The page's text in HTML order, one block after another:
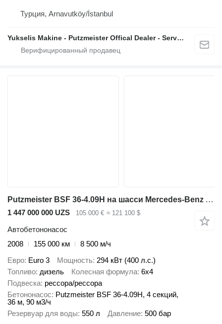
Турция, Arnavutköy/İstanbul
Yukselis Makine - Putzmeister Offical Dealer - Service And Sales Center
Putzmeister BSF 36-4.09H на шасси Mercedes-Benz AXOR 3340
1 447 000 000 UZS 105 000 € ≈ 121 100 $
Автобетононасос
2008
155 000 км
8 500 м/ч
Евро Euro 3 Мощность 294 кВт (400 л.с.)
Топливо дизель Колесная формула 6x4
Подвеска рессора/рессора
Бетононасос Putzmeister BSF 36-4.09H, 4 секций,
36 м, 90 м3/ч
Резервуар для воды 550 л Давление 500 бар